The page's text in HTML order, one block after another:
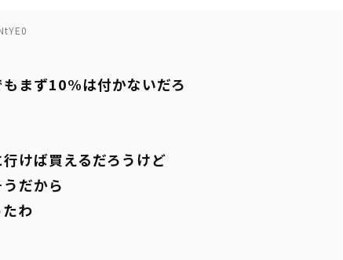
まず10%は付かないだろ
けば買えるだろうけど
だから
わ